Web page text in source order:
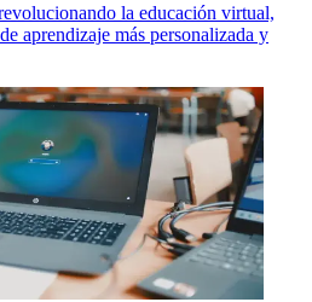
la educación virtual,
aprendizaje más personalizada y